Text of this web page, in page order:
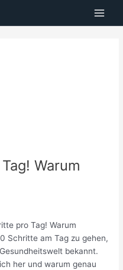
Main
Warum
pro Tag! Warum
Schritte am Tag zu gehen,
bekannt.
her und warum genau